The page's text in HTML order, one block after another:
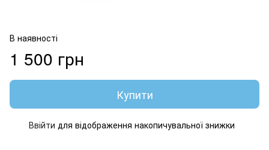
В наявності
1 500 грн
Купити
Ввійти для відображення накопичувальної знижки